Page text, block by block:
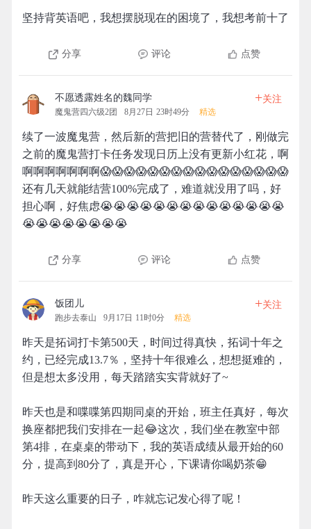
坚持背英语吧，我想摆脱现在的困境了，我想考前十了
分享 评论 点赞
不愿透露姓名的魏同学
魔鬼营四六级2团 8月27日 23时49分 精选
+关注
续了一波魔鬼营，然后新的营把旧的营替代了，刚做完
之前的魔鬼营打卡任务发现日历上没有更新小红花，啊
啊啊啊啊啊啊啊😱😱😱😱😱😱😱😱😱😱😱😱😱😱😱😱
还有几天就能结营100%完成了，难道就没用了吗，好
担心啊，好焦虑😭😭😭😭😭😭😭😭😭😭😭😭😭😭
😭😭😭😭😭😭😭😭
分享 评论 点赞
饭团儿
跑步去泰山 9月17日 11时0分 精选
+关注
昨天是拓词打卡第500天，时间过得真快，拓词十年之
约，已经完成13.7％，坚持十年很难么，想想挺难的，
但是想太多没用，每天踏踏实实背就好了~
昨天也是和喋喋第四期同桌的开始，班主任真好，每次
换座都把我们安排在一起😂这次，我们坐在教室中部
第4排，在桌桌的带动下，我的英语成绩从最开始的60
分，提高到80分了，真是开心，下课请你喝奶茶😁
昨天这么重要的日子，咋就忘记发心得了呢！